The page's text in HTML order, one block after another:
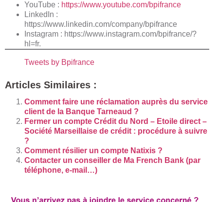
YouTube : https://www.youtube.com/bpifrance
LinkedIn :
https://www.linkedin.com/company/bpifrance
Instagram : https://www.instagram.com/bpifrance/?
hl=fr.
Tweets by Bpifrance
Articles Similaires :
Comment faire une réclamation auprès du service
client de la Banque Tarneaud ?
Fermer un compte Crédit du Nord – Etoile direct –
Société Marseillaise de crédit : procédure à suivre
?
Comment résilier un compte Natixis ?
Contacter un conseiller de Ma French Bank (par
téléphone, e-mail…)